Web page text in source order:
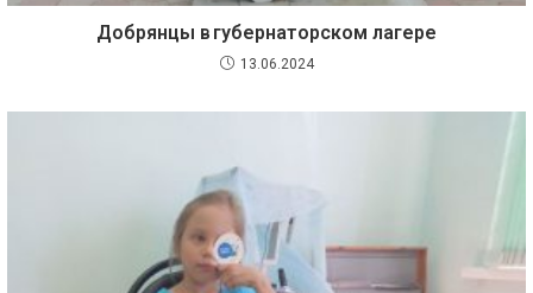
Добрянцы в губернаторском лагере
13.06.2024